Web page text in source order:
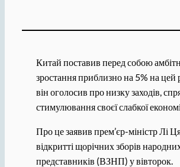
Китай поставив перед собою
зростання приблизно на 5% на цей
він оголосив про низку заходів,
стимулювання своєї слабкої
Про це заявив прем’єр-міністр Лі
відкритті щорічних зборів
представників (ВЗНП) у вівторок.